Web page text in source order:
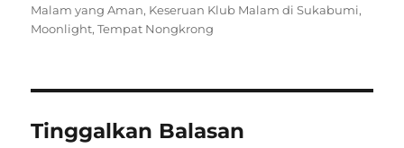
on
Malam yang Aman, Keseruan Klub Malam di Sukabumi,
Moonlight,Tempat Nongkrong
Tinggalkan Balasan